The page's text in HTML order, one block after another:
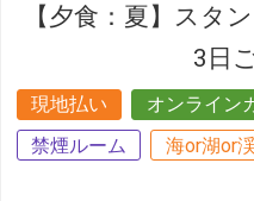
【夕食：夏】スタ
3日
現地払い
オンライン
禁煙ルーム
海or湖or